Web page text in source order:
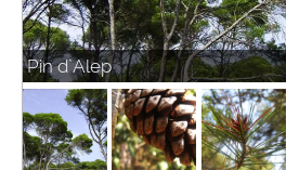
Pin d`Alep